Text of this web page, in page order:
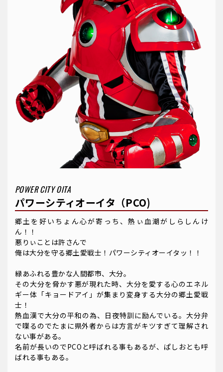
POWER CITY OITA
パワーシティオーイタ（PCO)
郷土を好いちょん心が寄っち、熱ぃ血潮がしらしんけ
ん！！
悪りぃことは許さんで
俺は大分を守る郷土愛戦士！パワーシティオーイタッ！！
緑あふれる豊かな人間都市、大分。
その大分を脅かす悪が現れた時、大分を愛する心のエネル
ギー体「キョードアイ」が集まり変身する大分の郷土愛戦
士！
熱血漢で大分の平和の為、日夜特訓に励んでいる。大分弁
で喋るのでたまに県外者からは方言がキツすぎて理解され
ない事がある。
名前が長いのでPCOと呼ばれる事もあるが、ぱしおとも呼
ばれる事もある。